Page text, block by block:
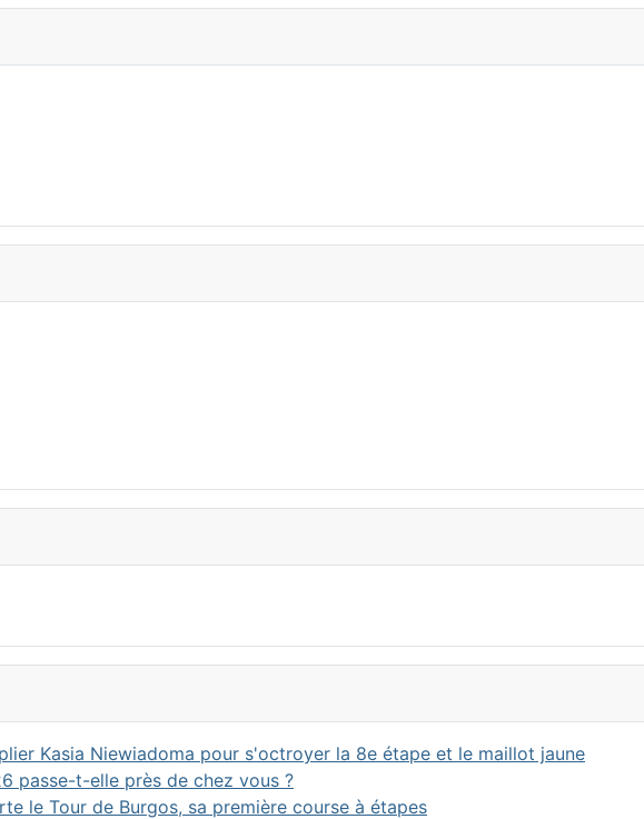
Kasia Niewiadoma pour s'octroyer la 8e étape et le maillot jaune
passe-t-elle près de chez vous ?
le Tour de Burgos, sa première course à étapes